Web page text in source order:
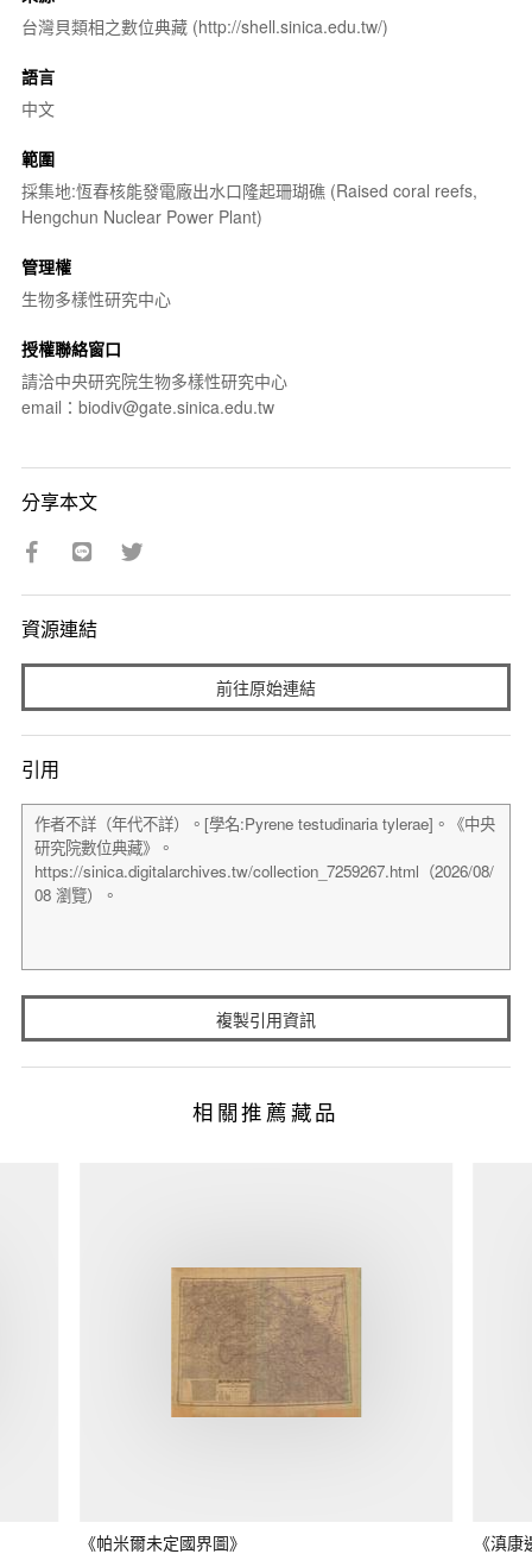
台灣貝類相之數位典藏 (http://shell.sinica.edu.tw/)
語言
中文
範圍
採集地:恆春核能發電廠出水口隆起珊瑚礁 (Raised coral reefs,
Hengchun Nuclear Power Plant)
管理權
生物多樣性研究中心
授權聯絡窗口
請洽中央研究院生物多樣性研究中心
email：biodiv@gate.sinica.edu.tw
分享本文
資源連結
前往原始連結
引用
複製引用資訊
相關推薦藏品
《帕米爾未定國界圖》 《滇